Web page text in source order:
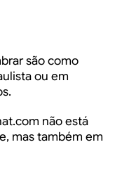
são como
ou em
não está
mas também em